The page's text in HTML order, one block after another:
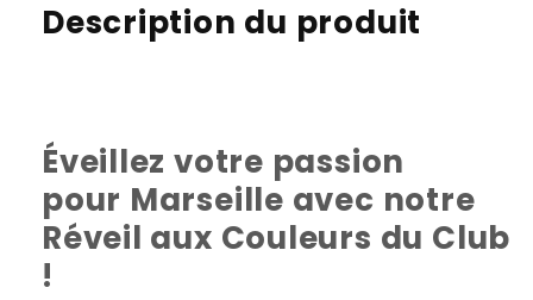
Description du produit
Éveillez votre passion
pour Marseille avec notre
Réveil aux Couleurs du Club
!